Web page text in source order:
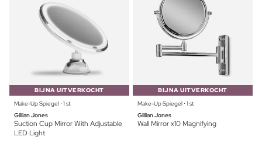
BIJNA UITVERKOCHT
Make-Up Spiegel ⋅ 1 st
Gillian Jones
Suction Cup Mirror With Adjustable
LED Light
BIJNA UITVERKOCHT
Make-Up Spiegel ⋅ 1 st
Gillian Jones
Wall Mirror x10 Magnifying